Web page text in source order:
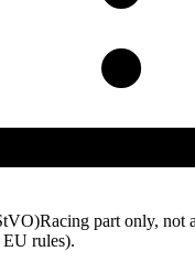
Racing part only, not
rules).